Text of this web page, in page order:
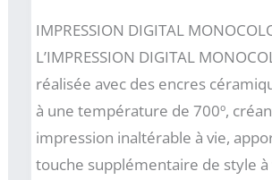
IMPRESSION DIGITAL
L’IMPRESSION DIGITAL
réalisée avec des encres
à une température de 700º,
impression inaltérable à vie,
touche supplémentaire de style à